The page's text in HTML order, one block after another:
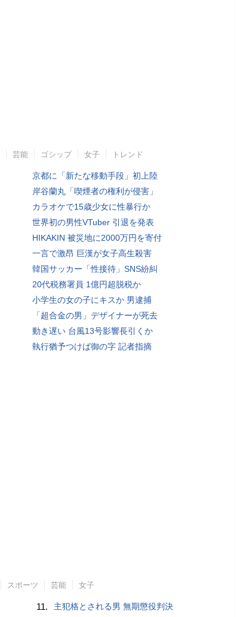
芸能 ゴシップ 女子 トレンド
京都に「新たな移動手段」初上陸
岸谷蘭丸「喫煙者の権利が侵害」
カラオケで15歳少女に性暴行か
世界初の男性VTuber 引退を発表
HIKAKIN 被災地に2000万円を寄付
一言で激昂 巨漢が女子高生殺害
韓国サッカー「性接待」SNS紛糾
20代税務署員 1億円超脱税か
小学生の女の子にキスか 男逮捕
「超合金の男」デザイナーが死去
動き遅い 台風13号影響長引くか
執行猶予つけば御の字 記者指摘
スポーツ 芸能 女子
11. 主犯格とされる男 無期懲役判決